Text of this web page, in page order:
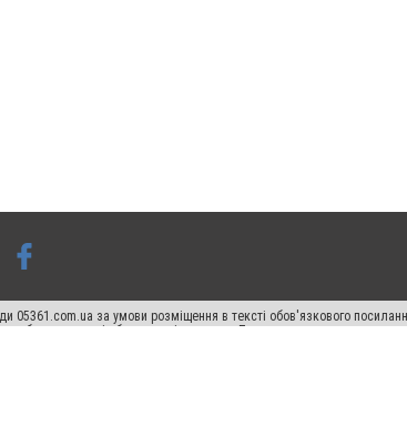
05361.com.ua за умови розміщення в тексті обов'язкового
абзацу в тексті або в якості джерела. Порушення виняткових